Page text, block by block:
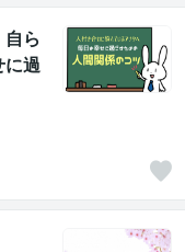
ら
に過